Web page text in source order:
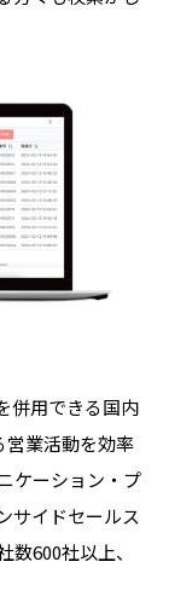
併用できる国内
営業活動を効率
ケーション・プ
サイドセールス
600社以上、